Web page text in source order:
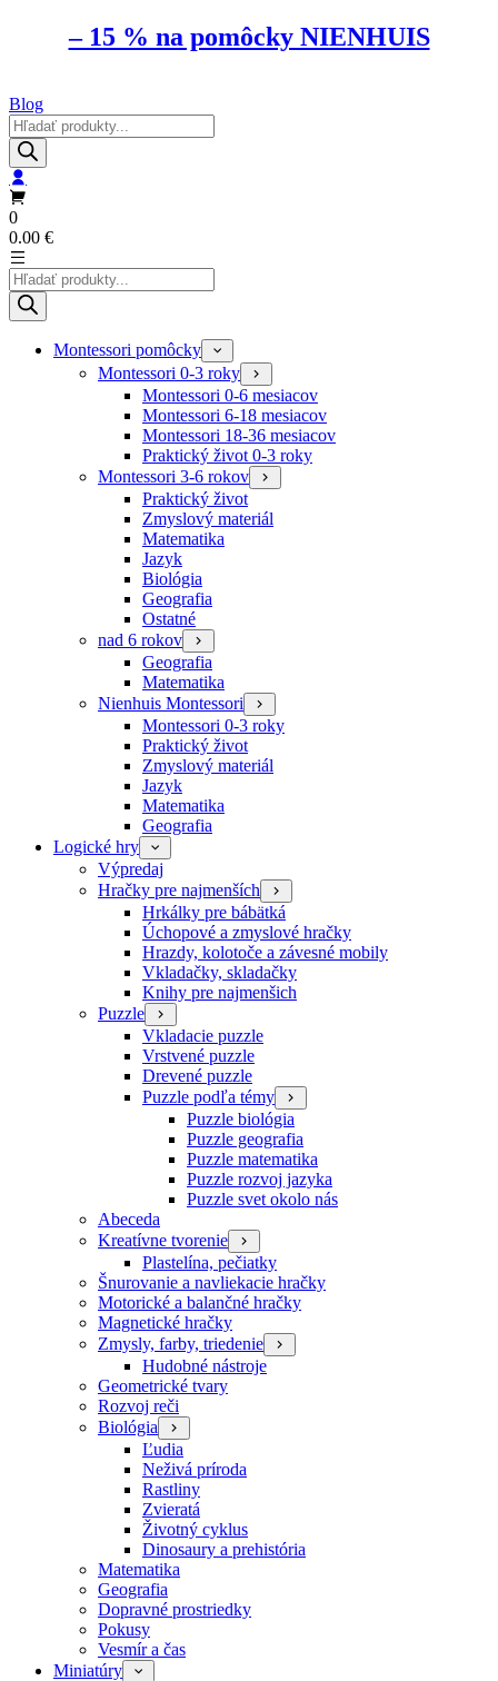
– 15 % na pomôcky NIENHUIS
Blog
Products
search
0
0.00 €
Products
search
Montessori pomôcky
Montessori 0-3 roky
Montessori 0-6 mesiacov
Montessori 6-18 mesiacov
Montessori 18-36 mesiacov
Praktický život 0-3 roky
Montessori 3-6 rokov
Praktický život
Zmyslový materiál
Matematika
Jazyk
Biológia
Geografia
Ostatné
nad 6 rokov
Geografia
Matematika
Nienhuis Montessori
Montessori 0-3 roky
Praktický život
Zmyslový materiál
Jazyk
Matematika
Geografia
Logické hry
Výpredaj
Hračky pre najmenších
Hrkálky pre bábätká
Úchopové a zmyslové hračky
Hrazdy, kolotoče a závesné mobily
Vkladačky, skladačky
Knihy pre najmenšich
Puzzle
Vkladacie puzzle
Vrstvené puzzle
Drevené puzzle
Puzzle podľa témy
Puzzle biológia
Puzzle geografia
Puzzle matematika
Puzzle rozvoj jazyka
Puzzle svet okolo nás
Abeceda
Kreatívne tvorenie
Plastelína, pečiatky
Šnurovanie a navliekacie hračky
Motorické a balančné hračky
Magnetické hračky
Zmysly, farby, triedenie
Hudobné nástroje
Geometrické tvary
Rozvoj reči
Biológia
Ľudia
Neživá príroda
Rastliny
Zvieratá
Životný cyklus
Dinosaury a prehistória
Matematika
Geografia
Dopravné prostriedky
Pokusy
Vesmír a čas
Miniatúry